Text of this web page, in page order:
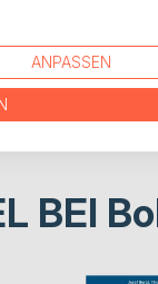
& Gerichte,
BEI
ANPASSEN